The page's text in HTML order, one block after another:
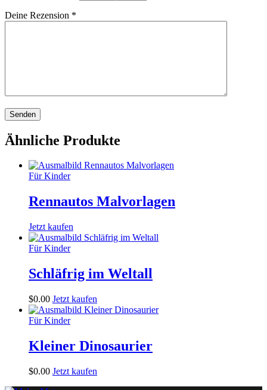
Deine Rezension *
Ähnliche Produkte
Für Kinder
Rennautos Malvorlagen
Jetzt kaufen
Für Kinder
Schläfrig im Weltall
$0.00 Jetzt kaufen
Für Kinder
Kleiner Dinosaurier
$0.00 Jetzt kaufen